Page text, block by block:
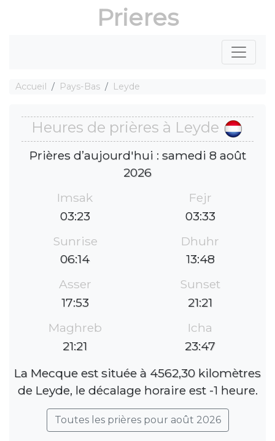
Prieres
Accueil Pays-Bas Leyde
Heures de prières à Leyde
Prières d’aujourd'hui : samedi 8 août
2026
Imsak
03:23
Fejr
03:33
Sunrise
06:14
Dhuhr
13:48
Asser
17:53
Sunset
21:21
Maghreb
21:21
Icha
23:47
La Mecque est située à 4562,30 kilomètres
de Leyde, le décalage horaire est -1 heure.
Toutes les prières pour août 2026